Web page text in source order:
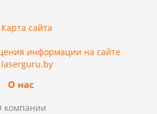
Карта сайта
информации на сайте
laserguru.by
О нас
компании